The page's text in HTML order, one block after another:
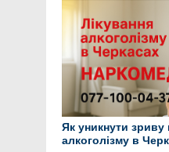
Як уникнути зриву
алкоголізму в